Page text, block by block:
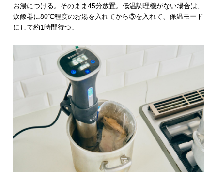
お湯につける。そのまま45分放置。低温調理機がない場合は、
炊飯器に80℃程度のお湯を入れてから⑤を入れて、保温モード
にして約1時間待つ。